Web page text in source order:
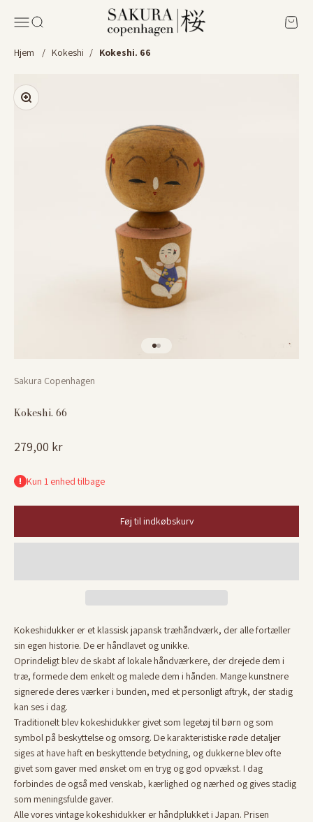
MenuSøg
Sakura Copenhagen
Kurv
Hjem / Kokeshi / Kokeshi. 66
Zoom
Sakura Copenhagen
Kokeshi. 66
Salgspris
279,00 kr
Kun 1 enhed tilbage
Føj til indkøbskurv
Kokeshidukker er et klassisk japansk træhåndværk, der alle fortæller
sin egen historie. De er håndlavet og unikke.
Oprindeligt blev de skabt af lokale håndværkere, der drejede dem i
træ, formede dem enkelt og malede dem i hånden. Mange kunstnere
signerede deres værker i bunden, med et personligt aftryk, der stadig
kan ses i dag.
Traditionelt blev kokeshidukker givet som legetøj til børn og som
symbol på beskyttelse og omsorg. De karakteristiske røde detaljer
siges at have haft en beskyttende betydning, og dukkerne blev ofte
givet som gaver med ønsket om en tryg og god opvækst. I dag
forbindes de også med venskab, kærlighed og nærhed og gives stadig
som meningsfulde gaver.
Alle vores vintage kokeshidukker er håndplukket i Japan. Prisen